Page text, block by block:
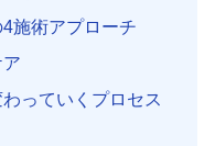
施術アプローチ
っていくプロセス